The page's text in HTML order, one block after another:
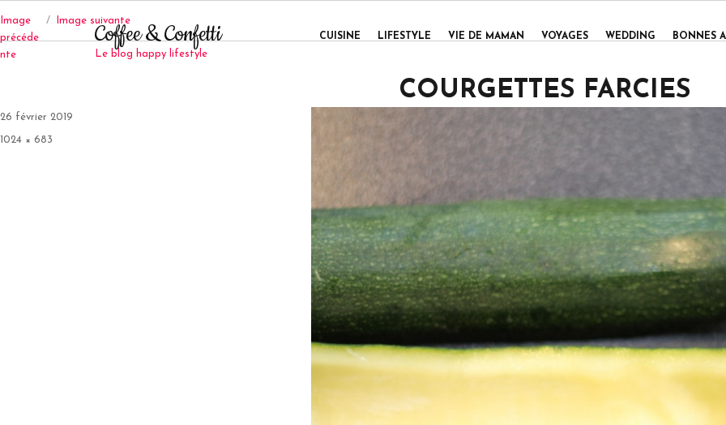
Coffee & Confetti
Le blog happy lifestyle
CUISINE LIFESTYLE VIE DE MAMAN VOYAGES WEDDING BONNES
Image
précéde
nte
Image suivante
COURGETTES FARCIES
Publié
le
26 février 2019
Taille
1024 × 683